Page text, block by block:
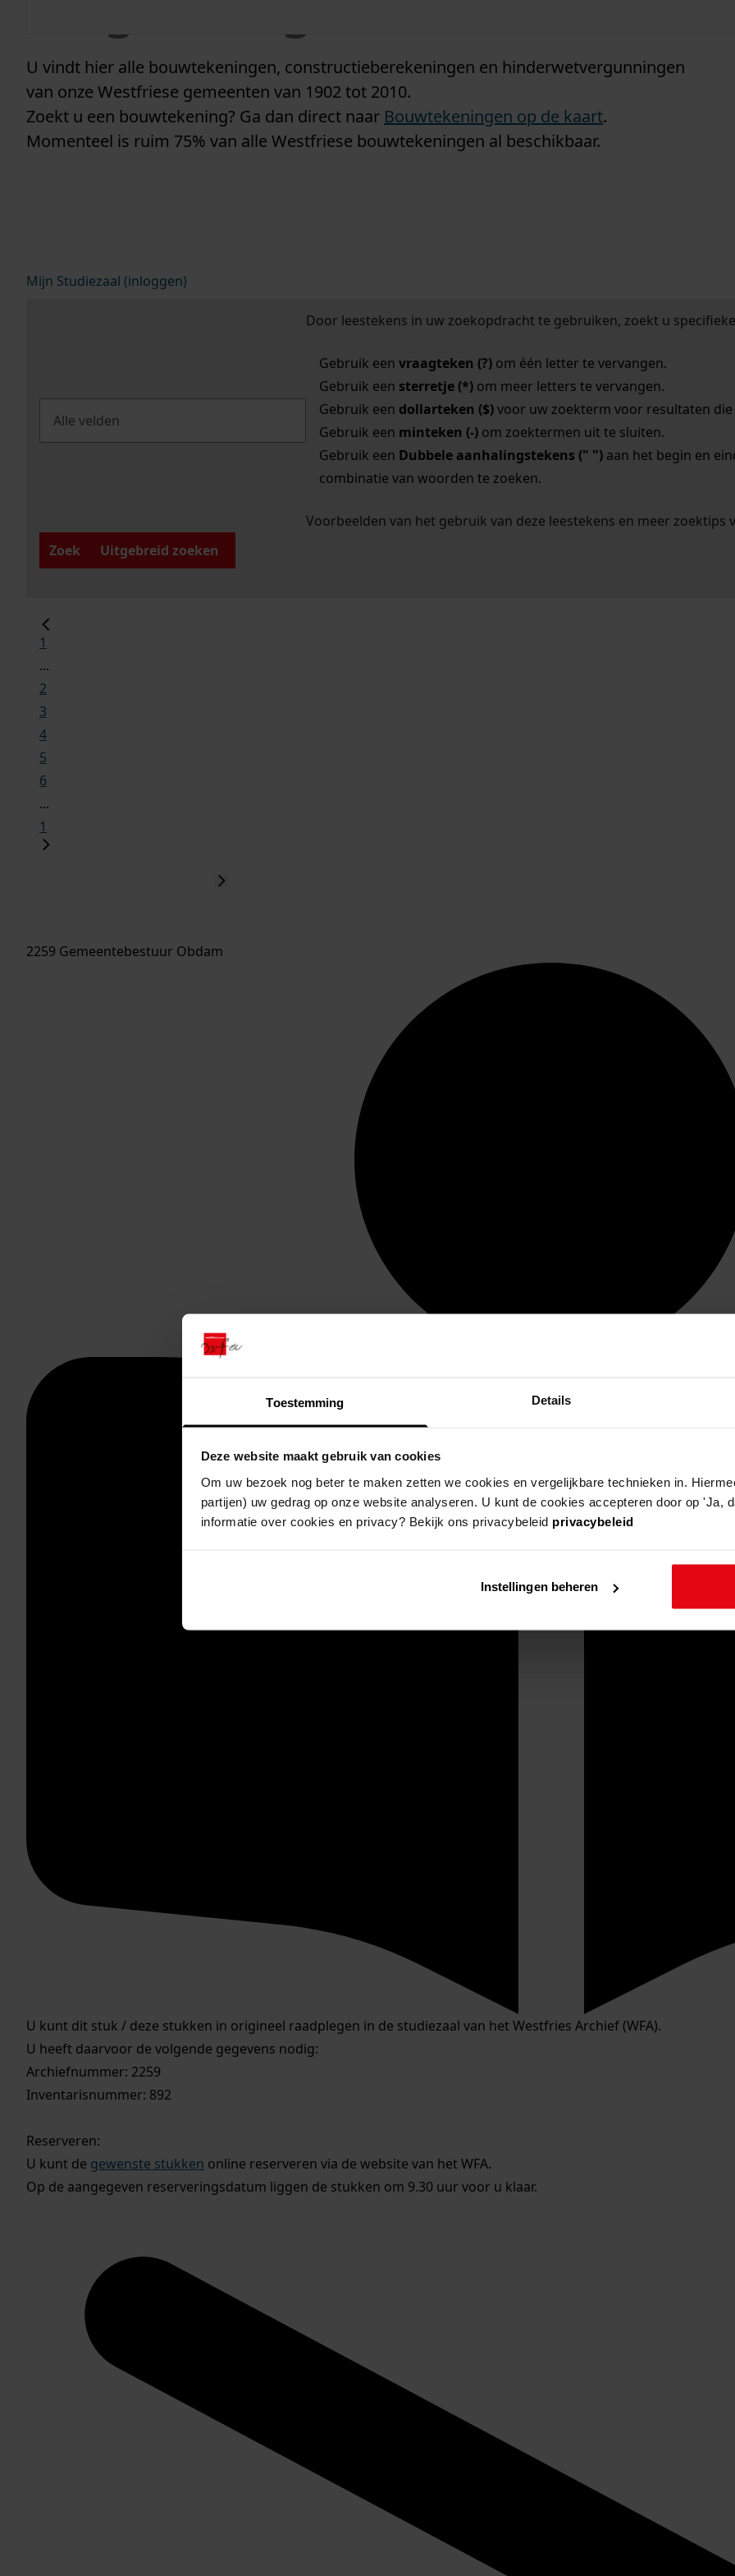
Toestemming Details
Deze website maakt gebruik van cookies
Om uw bezoek nog beter te maken zetten we cookies en vergelijkbare technieken in.
partijen) uw gedrag op onze website analyseren. U kunt de cookies accepteren door op 'Ja,
informatie over cookies en privacy? Bekijk ons privacybeleid privacybeleid
Instellingen beheren
U vindt hier alle bouwtekeningen, constructieberekeningen en hinderwetvergunningen
van onze Westfriese gemeenten van 1902 tot 2010.
Zoekt u een bouwtekening? Ga dan direct naar Bouwtekeningen op de kaart.
Momenteel is ruim 75% van alle Westfriese bouwtekeningen al beschikbaar.
Mijn Studiezaal (inloggen)
Door leestekens in uw zoekopdracht te gebruiken, zoekt u
Gebruik een vraagteken (?)om één letter te vervangen.
Gebruik een sterretje (*)om meer letters te vervangen.
Gebruik een dollarteken ($)voor uw zoekterm voor resultaten die
Gebruik een minteken (-)om zoektermen uit te sluiten.
Gebruik een Dubbele aanhalingstekens (" ")aan het begin en
combinatie van woorden te zoeken.
Voorbeelden van het gebruik van deze leestekens en meer zoektips
Zoek
Uitgebreid zoeken
1
...
2
3
4
5
6
...
1
2259 Gemeentebestuur Obdam
U kunt dit stuk / deze stukken in origineel raadplegen in de studiezaal van het Westfries Archief (WFA).
U heeft daarvoor de volgende gegevens nodig:
Archiefnummer: 2259
Inventarisnummer: 892
Reserveren:
U kunt de gewenste stukken online reserveren via de website van het WFA.
Op de aangegeven reserveringsdatum liggen de stukken om 9.30 uur voor u klaar.